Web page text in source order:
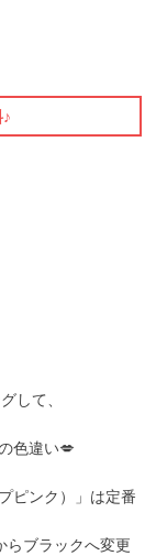
して、
色違い💋
ピンク）」は定番
らブラックへ変更